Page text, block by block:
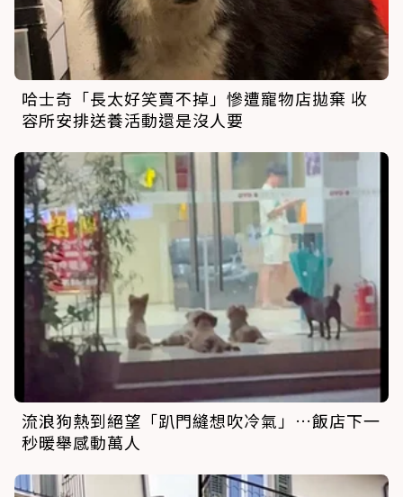
哈士奇「長太好笑賣不掉」慘遭寵物店拋棄 收
容所安排送養活動還是沒人要
流浪狗熱到絕望「趴門縫想吹冷氣」…飯店下一
秒暖舉感動萬人